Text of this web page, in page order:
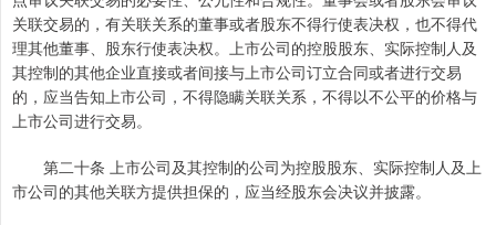
关联交易的，有关联关系的董事或者股东不得行使表决权，也不得代
理其他董事、股东行使表决权。上市公司的控股股东、实际控制人及
其控制的其他企业直接或者间接与上市公司订立合同或者进行交易
的，应当告知上市公司，不得隐瞒关联关系，不得以不公平的价格与
上市公司进行交易。
第二十条 上市公司及其控制的公司为控股股东、实际控制人及上
市公司的其他关联方提供担保的，应当经股东会决议并披露。